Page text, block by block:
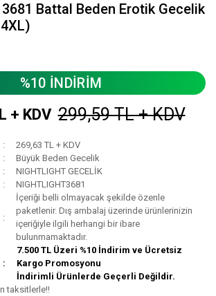
Battal Beden Erotik Gecelik
%10 İNDİRİM
+ KDV 299,59 TL + KDV
269,63 TL + KDV
Büyük Beden Gecelik
NIGHTLIGHT GECELİK
NIGHTLIGHT3681
İçeriği belli olmayacak şekilde özenle
paketlenir. Dış ambalaj üzerinde ürünlerinizin
içeriğiyle ilgili herhangi bir ibare
bulunmamaktadır.
7.500 TL Üzeri %10 İndirim ve Ücretsiz
Kargo Promosyonu
İndirimli Ürünlerde Geçerli Değildir.
taksitlerle!!